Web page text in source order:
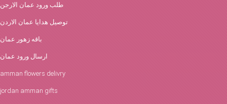
طلب ورود عمان الارجن
توصيل هدايا عمان الاردن
باقه زهور عمان
ارسال ورود عمان
amman flowers delivry
jordan amman gifts